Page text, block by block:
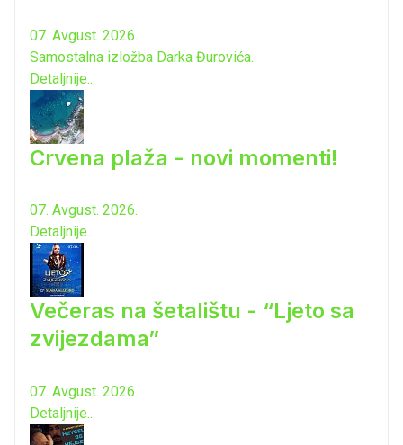
07. Avgust. 2026.
Samostalna izložba Darka Đurovića.
Detaljnije...
Crvena plaža - novi momenti!
07. Avgust. 2026.
Detaljnije...
Večeras na šetalištu - “Ljeto sa
zvijezdama”
07. Avgust. 2026.
Detaljnije...